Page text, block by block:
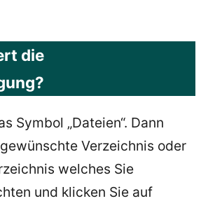
die
Symbol „Dateien“. Dann
Verzeichnis oder
welches Sie
und klicken Sie auf